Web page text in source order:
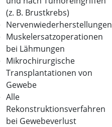
(z. B. Brustkrebs)
Nervenwiederherstellungen
Muskelersatzoperationen
bei Lähmungen
Mikrochirurgische
Transplantationen von
Gewebe
Alle
Rekonstruktionsverfahren
bei Gewebeverlust